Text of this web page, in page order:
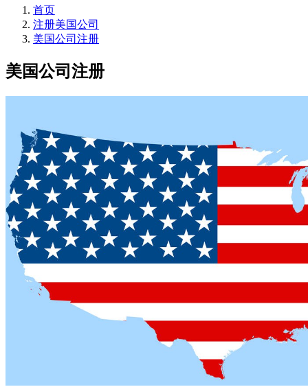
首页
注册美国公司
美国公司注册
美国公司注册